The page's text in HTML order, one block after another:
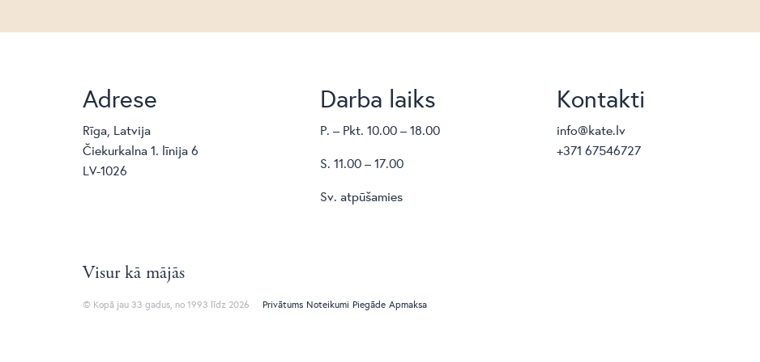
Adrese
Rīga, Latvija
Čiekurkalna 1. līnija 6
LV-1026
Darba laiks
P. – Pkt. 10.00 – 18.00
S. 11.00 – 17.00
Sv. atpūšamies
Kontakti
info@kate.lv
+371 67546727
Visur kā mājās
© Kopā jau 33 gadus, no 1993 līdz 2026 Privātums Noteikumi Piegāde Apmaksa